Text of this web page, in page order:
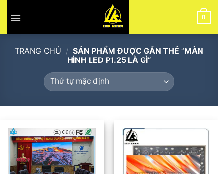
0
TRANG CHỦ / SẢN PHẨM ĐƯỢC GẮN THẺ “MÀN
HÌNH LED P1.25 LÀ GÌ”